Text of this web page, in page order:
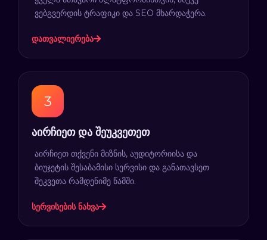
ვებგვერდის ტრაფიკი და SEO მხარდაჭერა.
დათვალიერება
აირჩიეთ და შეუკვეთეთ
აირჩიეთ თქვენი მიზნის, აუდიტორიისა და
ბიუჯეტის შესაბამისი სერვისი და განათავსეთ
შეკვეთა რამდენიმე წამში.
სერვისების ნახვა